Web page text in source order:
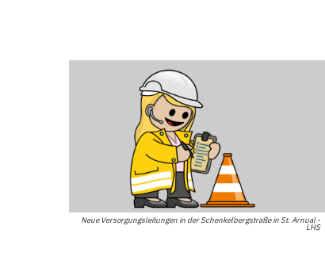
Neue Versorgungsleitungen in der Schenkelbergstraße in St. Arnual -
LHS